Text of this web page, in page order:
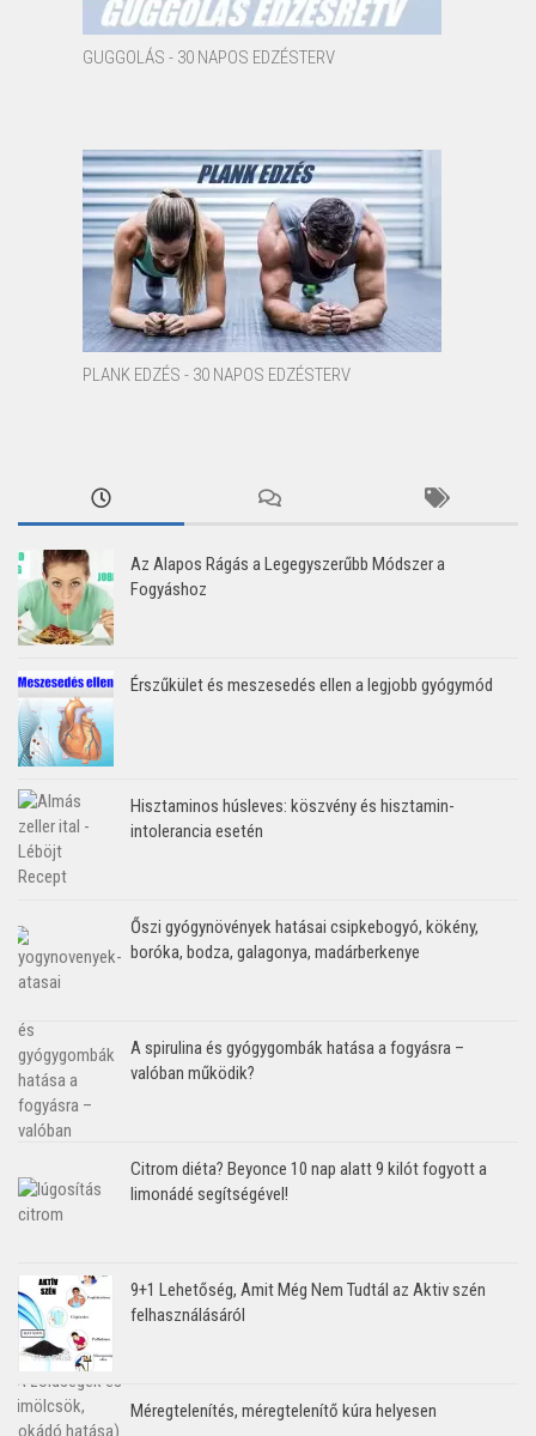
GUGGOLÁS - 30 NAPOS EDZÉSTERV
PLANK EDZÉS - 30 NAPOS EDZÉSTERV
Az Alapos Rágás a Legegyszerűbb Módszer a
Fogyáshoz
Érszűkület és meszesedés ellen a legjobb gyógymód
Hisztaminos húsleves: köszvény és hisztamin-
intolerancia esetén
Őszi gyógynövények hatásai csipkebogyó, kökény,
boróka, bodza, galagonya, madárberkenye
A spirulina és gyógygombák hatása a fogyásra –
valóban működik?
Citrom diéta? Beyonce 10 nap alatt 9 kilót fogyott a
limonádé segítségével!
9+1 Lehetőség, Amit Még Nem Tudtál az Aktiv szén
felhasználásáról
Méregtelenítés, méregtelenítő kúra helyesen